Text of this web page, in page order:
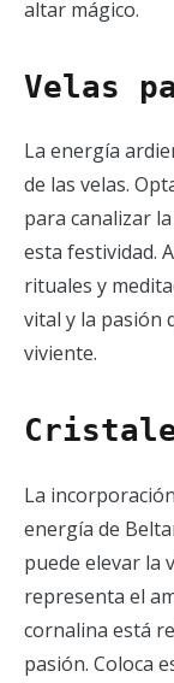
altar mágico.
Velas
La energía
de las velas.
para canalizar
esta festividad.
rituales y
vital y la pasión
viviente.
La
energía de
puede elevar la
representa el
cornalina está
pasión. Coloca